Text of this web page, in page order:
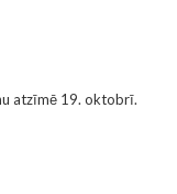
atzīmē 19. oktobrī.